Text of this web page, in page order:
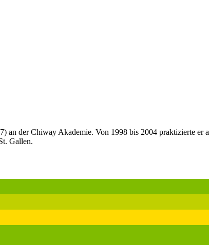
an der Chiway Akademie. Von 1998 bis 2004 praktizierte
Gallen.